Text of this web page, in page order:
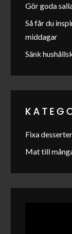
Gör goda
Så får du
middagar
Sänk
Fixa
Mat till